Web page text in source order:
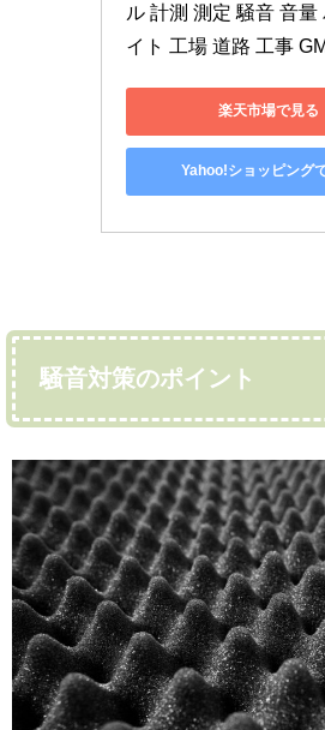
ル 計測 測定 騒音 音量
イト 工場 道路 工事
楽天市場で見る
Yahoo!ショッピング
騒音対策のポイント